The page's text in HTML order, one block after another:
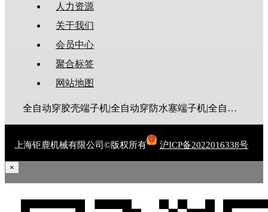
人力资源
关于我们
会员中心
聚合标签
网站地图
全自动穿胶壳端子机|全自动穿防水塞端子机|全自动穿热缩管端子机|全自动穿护套端子机|全自动穿号码管端子机|全自动端子机|全自动穿防水栓端子机|端子压着机|端子压接机|静音端子机|多芯线端子机|护套线端子机|全自动排线端子机|新能源大平方压接机|电脑剥线机|自动剥线机|裁线机|剥线机
上海钜鹿机械有限公司©版权所有 沪ICP备2022016338号
×